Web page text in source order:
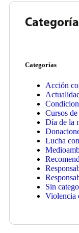
Categorías
Acción
Cursos
Día de la
Lucha
Sin
Violencia